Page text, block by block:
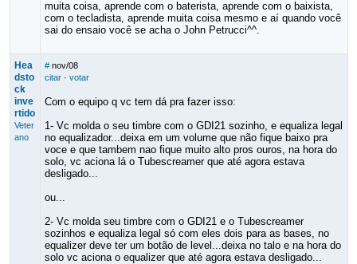
muita coisa, aprende com o baterista, aprende com o baixista,
com o tecladista, aprende muita coisa mesmo e aí quando você
sai do ensaio você se acha o John Petrucci^^.
Hea
dsto
ck
inve
rtido
Veter
ano
# nov/08
citar· votar
Com o equipo q vc tem dá pra fazer isso:
1- Vc molda o seu timbre com o GDI21 sozinho, e equaliza legal
no equalizador...deixa em um volume que não fique baixo pra
voce e que tambem nao fique muito alto pros ouros, na hora do
solo, vc aciona lá o Tubescreamer que até agora estava
desligado...
ou...
2- Vc molda seu timbre com o GDI21 e o Tubescreamer
sozinhos e equaliza legal só com eles dois para as bases, no
equalizer deve ter um botão de level...deixa no talo e na hora do
solo vc aciona o equalizer que até agora estava desligado...